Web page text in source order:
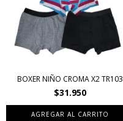
BOXER NIÑO CROMA X2 TR103
$31.950
AGREGAR AL CARRITO